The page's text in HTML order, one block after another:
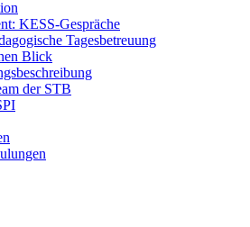
KESS-Gespräche
Tagesbetreuung
Blick
der STB